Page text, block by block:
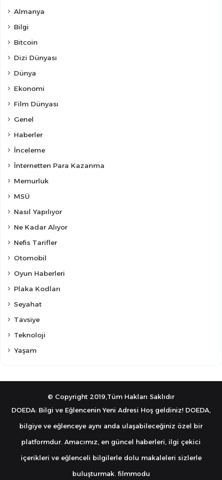
Almanya
Bilgi
Bitcoin
Dizi Dünyası
Dünya
Ekonomi
Film Dünyası
Genel
Haberler
İnceleme
İnternetten Para Kazanma
Memurluk
MSÜ
Nasıl Yapılıyor
Ne Kadar Alıyor
Nefis Tarifler
Otomobil
Oyun Haberleri
Plaka Kodları
Seyahat
Tavsiye
Teknoloji
Yaşam
© Copyright 2019,Tüm Hakları Saklıdır
DOEDA: Bilgi ve Eğlencenin Yeni Adresi Hoş geldiniz! DOEDA,
bilgiye ve eğlenceye aynı anda ulaşabileceğiniz özel bir
platformdur. Amacımız, en güncel haberleri, ilgi çekici
içerikleri ve eğlenceli bilgilerle dolu makaleleri sizlerle
buluşturmak. filmmodu